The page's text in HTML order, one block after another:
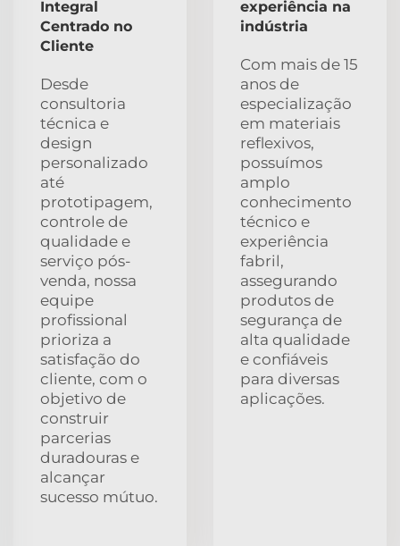
Integral
Centrado no
Cliente
Desde
consultoria
técnica e
design
personalizado
até
prototipagem,
controle de
qualidade e
serviço pós-
venda, nossa
equipe
profissional
prioriza a
satisfação do
cliente, com o
objetivo de
construir
parcerias
duradouras e
alcançar
sucesso mútuo.
experiência na
indústria
Com mais de 15
anos de
especialização
em materiais
reflexivos,
possuímos
amplo
conhecimento
técnico e
experiência
fabril,
assegurando
produtos de
segurança de
alta qualidade
e confiáveis
para diversas
aplicações.